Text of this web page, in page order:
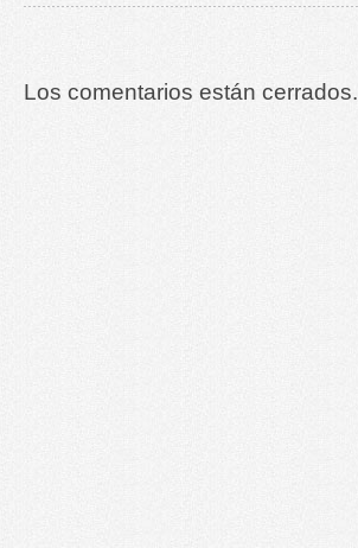
Los comentarios están cerrados.